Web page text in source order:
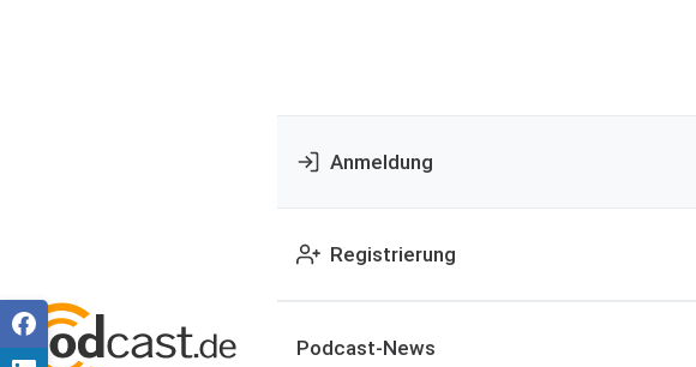
Anmeldung
Registrierung
Podcast-News